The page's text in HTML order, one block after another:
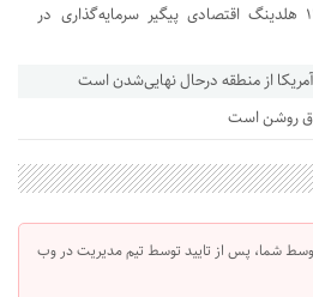
استاندار: بابک زنجانی با ۱۱ هلدینگ اقتصادی پیگیر سرمایه‌گذاری در
از منطقه درحال نهایی‌شدن است
روشن است
شما، پس از تایید توسط تیم مدیریت در وب